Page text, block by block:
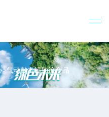
>气动敲击锤助流产品